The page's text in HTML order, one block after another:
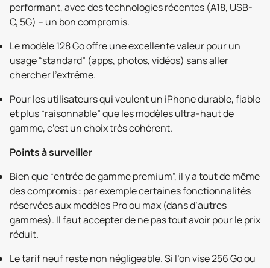
performant, avec des technologies récentes (A18, USB-
C, 5G) – un bon compromis.
Le modèle 128 Go offre une excellente valeur pour un
usage “standard” (apps, photos, vidéos) sans aller
chercher l’extrême.
Pour les utilisateurs qui veulent un iPhone durable, fiable
et plus “raisonnable” que les modèles ultra-haut de
gamme, c’est un choix très cohérent.
Points à surveiller
Bien que “entrée de gamme premium”, il y a tout de même
des compromis : par exemple certaines fonctionnalités
réservées aux modèles Pro ou max (dans d’autres
gammes). Il faut accepter de ne pas tout avoir pour le prix
réduit.
Le tarif neuf reste non négligeable. Si l’on vise 256 Go ou